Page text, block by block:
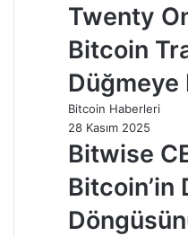
Twenty
Bitcoin
Düğmeye
Bitcoin Haberleri
28 Kasım 2025
Bitwise
Bitcoin’in